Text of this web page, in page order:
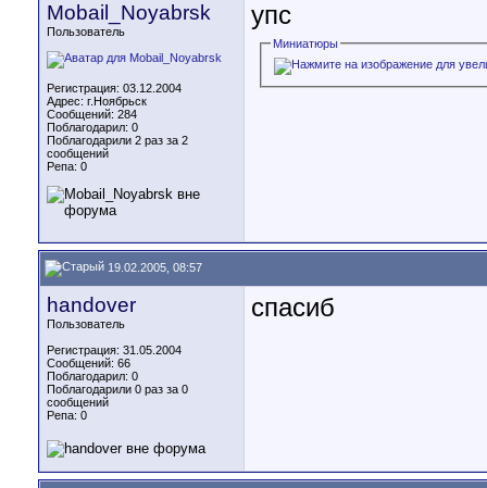
Mobail_Noyabrsk
Пользователь
Регистрация: 03.12.2004
Адрес: г.Ноябрьск
Сообщений: 284
Поблагодарил: 0
Поблагодарили 2 раз за 2
сообщений
Репа: 0
упс
Миниатюры
19.02.2005, 08:57
handover
Пользователь
Регистрация: 31.05.2004
Сообщений: 66
Поблагодарил: 0
Поблагодарили 0 раз за 0
сообщений
Репа: 0
спасиб